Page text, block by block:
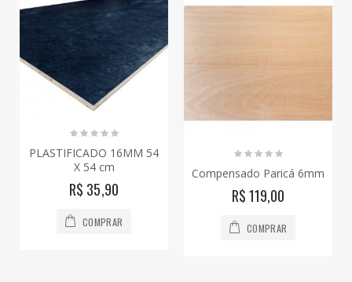
PLASTIFICADO 16MM 54
X 54 cm
R$ 35,90
COMPRAR
Compensado Paricá 6mm
R$ 119,00
COMPRAR